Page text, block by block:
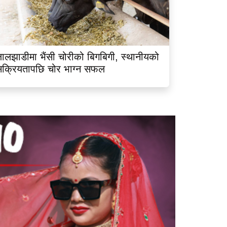
भैंसी चोरीको बिगबिगी, स्थानीयको
चोर भाग्न सफल